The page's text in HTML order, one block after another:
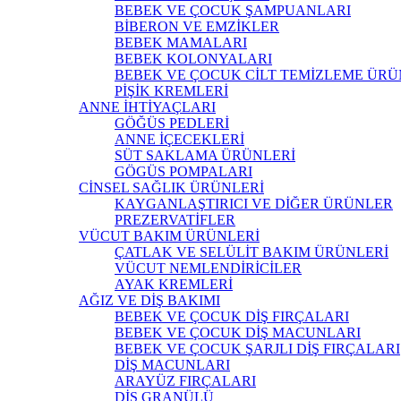
BEBEK VE ÇOCUK ŞAMPUANLARI
BİBERON VE EMZİKLER
BEBEK MAMALARI
BEBEK KOLONYALARI
BEBEK VE ÇOCUK CİLT TEMİZLEME
PİŞİK KREMLERİ
ANNE İHTİYAÇLARI
GÖĞÜS PEDLERİ
ANNE İÇECEKLERİ
SÜT SAKLAMA ÜRÜNLERİ
GÖGÜS POMPALARI
CİNSEL SAĞLIK ÜRÜNLERİ
KAYGANLAŞTIRICI VE DİĞER ÜRÜNLER
PREZERVATİFLER
VÜCUT BAKIM ÜRÜNLERİ
ÇATLAK VE SELÜLİT BAKIM ÜRÜNLERİ
VÜCUT NEMLENDİRİCİLER
AYAK KREMLERİ
AĞIZ VE DİŞ BAKIMI
BEBEK VE ÇOCUK DİŞ FIRÇALARI
BEBEK VE ÇOCUK DİŞ MACUNLARI
BEBEK VE ÇOCUK ŞARJLI DİŞ FIRÇALARI
DİŞ MACUNLARI
ARAYÜZ FIRÇALARI
DİŞ GRANÜLÜ